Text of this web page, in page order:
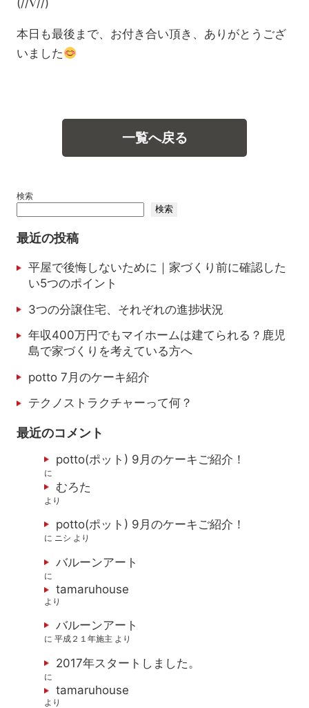
本日も最後まで、お付き合い頂き、ありがとうござ
いました
一覧へ戻る
検索
検索
最近の投稿
平屋で後悔しないために｜家づくり前に確認した
い5つのポイント
3つの分譲住宅、それぞれの進捗状況
年収400万円でもマイホームは建てられる？鹿児
島で家づくりを考えている方へ
potto 7月のケーキ紹介
テクノストラクチャーって何？
最近のコメント
potto(ポット) 9月のケーキご紹介！
に
むろた
より
potto(ポット) 9月のケーキご紹介！
に ニシ より
バルーンアート
に
tamaruhouse
より
バルーンアート
に平成２１年施主 より
2017年スタートしました。
に
tamaruhouse
より